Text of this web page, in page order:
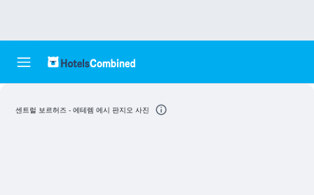
센트럴 보르허즈 - 에테렘 에시 판지오 사진